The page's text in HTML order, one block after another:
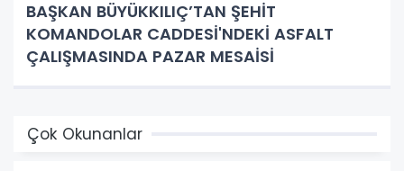
BAŞKAN BÜYÜKKILIÇ’TAN ŞEHİT
KOMANDOLAR CADDESİ'NDEKİ ASFALT
ÇALIŞMASINDA PAZAR MESAİSİ
Çok Okunanlar